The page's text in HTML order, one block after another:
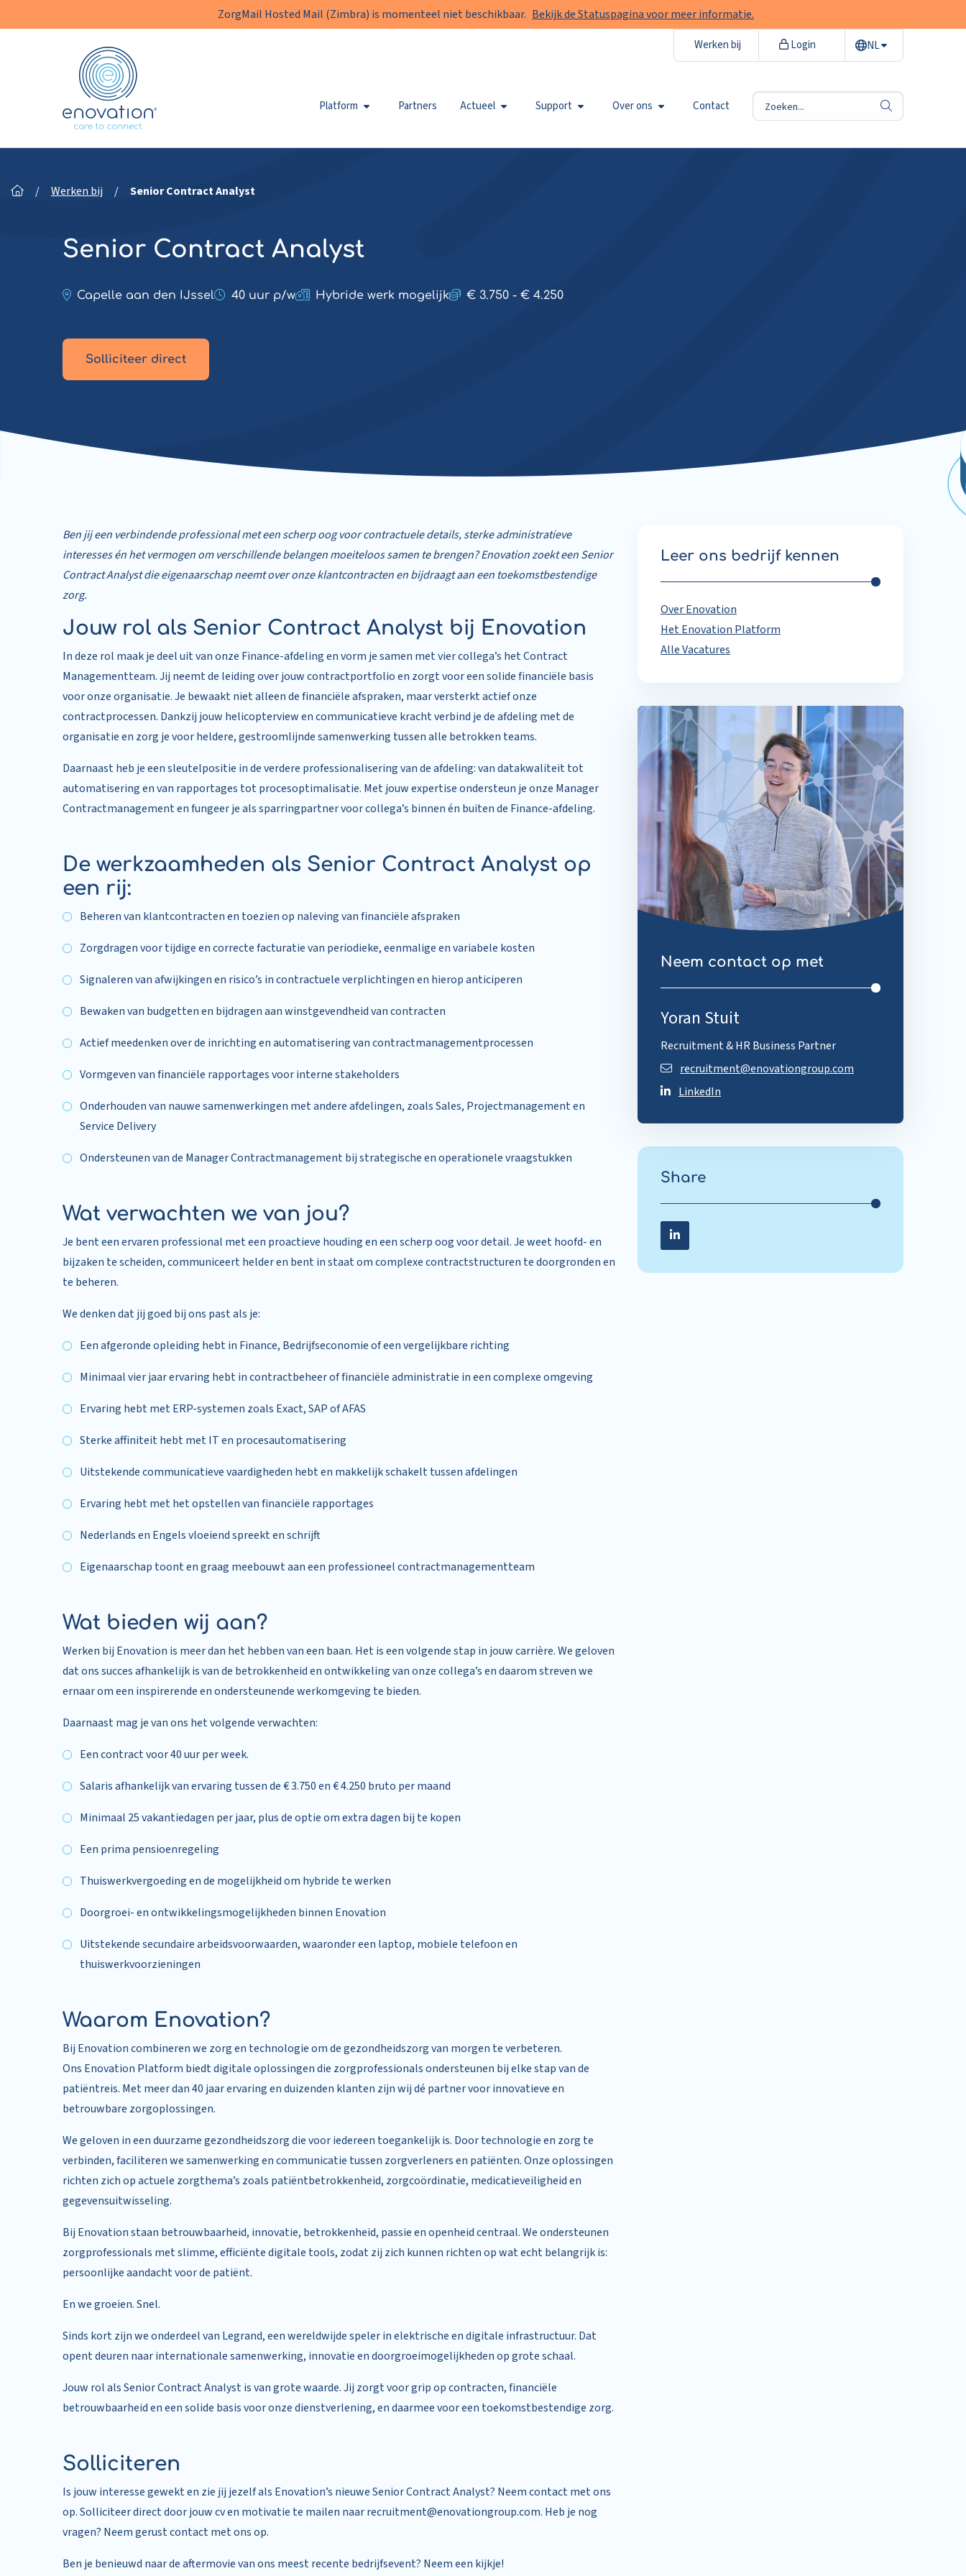
ZorgMail Hosted Mail (Zimbra) is momenteel niet beschikbaar. Bekijk de Statuspagina voor meer informatie.
Enovation
Platform Partners Actueel Support Over ons Contact
zoek
Werken bij Login NL
/ Werken bij / Senior Contract Analyst
Senior Contract Analyst
Capelle aan den IJssel 40 uur p/w Hybride werk mogelijk € 3.750 - € 4.250
Solliciteer direct
Ben jij een verbindende professional met een scherp oog voor contractuele details, sterke administratieve
interesses én het vermogen om verschillende belangen moeiteloos samen te brengen? Enovation zoekt een Senior
Contract Analyst die eigenaarschap neemt over onze klantcontracten en bijdraagt aan een toekomstbestendige
zorg.
Jouw rol als Senior Contract Analyst bij Enovation
In deze rol maak je deel uit van onze Finance-afdeling en vorm je samen met vier collega’s het Contract
Managementteam. Jij neemt de leiding over jouw contractportfolio en zorgt voor een solide financiële basis
voor onze organisatie. Je bewaakt niet alleen de financiële afspraken, maar versterkt actief onze
contractprocessen. Dankzij jouw helicopterview en communicatieve kracht verbind je de afdeling met de
organisatie en zorg je voor heldere, gestroomlijnde samenwerking tussen alle betrokken teams.
Daarnaast heb je een sleutelpositie in de verdere professionalisering van de afdeling: van datakwaliteit tot
automatisering en van rapportages tot procesoptimalisatie. Met jouw expertise ondersteun je onze Manager
Contractmanagement en fungeer je als sparringpartner voor collega’s binnen én buiten de Finance-afdeling.
De werkzaamheden als Senior Contract Analyst op
een rij:
Beheren van klantcontracten en toezien op naleving van financiële afspraken
Zorgdragen voor tijdige en correcte facturatie van periodieke, eenmalige en variabele kosten
Signaleren van afwijkingen en risico’s in contractuele verplichtingen en hierop anticiperen
Bewaken van budgetten en bijdragen aan winstgevendheid van contracten
Actief meedenken over de inrichting en automatisering van contractmanagementprocessen
Vormgeven van financiële rapportages voor interne stakeholders
Onderhouden van nauwe samenwerkingen met andere afdelingen, zoals Sales, Projectmanagement en
Service Delivery
Ondersteunen van de Manager Contractmanagement bij strategische en operationele vraagstukken
Wat verwachten we van jou?
Je bent een ervaren professional met een proactieve houding en een scherp oog voor detail. Je weet hoofd- en
bijzaken te scheiden, communiceert helder en bent in staat om complexe contractstructuren te doorgronden en
te beheren.
We denken dat jij goed bij ons past als je:
Een afgeronde opleiding hebt in Finance, Bedrijfseconomie of een vergelijkbare richting
Minimaal vier jaar ervaring hebt in contractbeheer of financiële administratie in een complexe omgeving
Ervaring hebt met ERP-systemen zoals Exact, SAP of AFAS
Sterke affiniteit hebt met IT en procesautomatisering
Uitstekende communicatieve vaardigheden hebt en makkelijk schakelt tussen afdelingen
Ervaring hebt met het opstellen van financiële rapportages
Nederlands en Engels vloeiend spreekt en schrijft
Eigenaarschap toont en graag meebouwt aan een professioneel contractmanagementteam
Wat bieden wij aan?
Werken bij Enovation is meer dan het hebben van een baan. Het is een volgende stap in jouw carrière. We geloven
dat ons succes afhankelijk is van de betrokkenheid en ontwikkeling van onze collega’s en daarom streven we
ernaar om een inspirerende en ondersteunende werkomgeving te bieden.
Daarnaast mag je van ons het volgende verwachten:
Een contract voor 40 uur per week.
Salaris afhankelijk van ervaring tussen de € 3.750 en € 4.250 bruto per maand
Minimaal 25 vakantiedagen per jaar, plus de optie om extra dagen bij te kopen
Een prima pensioenregeling
Thuiswerkvergoeding en de mogelijkheid om hybride te werken
Doorgroei- en ontwikkelingsmogelijkheden binnen Enovation
Uitstekende secundaire arbeidsvoorwaarden, waaronder een laptop, mobiele telefoon en
thuiswerkvoorzieningen
Waarom Enovation?
Bij Enovation combineren we zorg en technologie om de gezondheidszorg van morgen te verbeteren.
Ons Enovation Platform biedt digitale oplossingen die zorgprofessionals ondersteunen bij elke stap van de
patiëntreis. Met meer dan 40 jaar ervaring en duizenden klanten zijn wij dé partner voor innovatieve en
betrouwbare zorgoplossingen.
We geloven in een duurzame gezondheidszorg die voor iedereen toegankelijk is. Door technologie en zorg te
verbinden, faciliteren we samenwerking en communicatie tussen zorgverleners en patiënten. Onze oplossingen
richten zich op actuele zorgthema’s zoals patiëntbetrokkenheid, zorgcoördinatie, medicatieveiligheid en
gegevensuitwisseling.
Bij Enovation staan betrouwbaarheid, innovatie, betrokkenheid, passie en openheid centraal. We ondersteunen
zorgprofessionals met slimme, efficiënte digitale tools, zodat zij zich kunnen richten op wat echt belangrijk is:
persoonlijke aandacht voor de patiënt.
En we groeien. Snel.
Sinds kort zijn we onderdeel van Legrand, een wereldwijde speler in elektrische en digitale infrastructuur. Dat
opent deuren naar internationale samenwerking, innovatie en doorgroeimogelijkheden op grote schaal.
Jouw rol als Senior Contract Analyst is van grote waarde. Jij zorgt voor grip op contracten, financiële
betrouwbaarheid en een solide basis voor onze dienstverlening, en daarmee voor een toekomstbestendige zorg.
Solliciteren
Is jouw interesse gewekt en zie jij jezelf als Enovation’s nieuwe Senior Contract Analyst? Neem contact met ons
op. Solliciteer direct door jouw cv en motivatie te mailen naar recruitment@enovationgroup.com. Heb je nog
vragen? Neem gerust contact met ons op.
Ben je benieuwd naar de aftermovie van ons meest recente bedrijfsevent? Neem een kijkje!
Leer ons bedrijf kennen
Over Enovation
Het Enovation Platform
Alle Vacatures
Neem contact op met
Yoran Stuit
Recruitment & HR Business Partner
recruitment@enovationgroup.com
LinkedIn
Share
Share on LinkedIn
Share